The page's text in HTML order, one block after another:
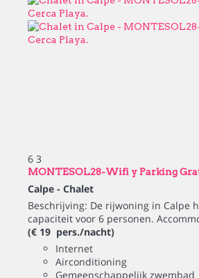
6 3
MONTESOL28-Wifi y Parking
Calpe - Chalet
Beschrijving: De rijwoning in Calpe
capaciteit voor 6 personen.
(€ 19 pers./nacht)
Internet
Airconditioning
Gemeenschappelijk zwembad